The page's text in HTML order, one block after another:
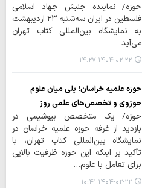
حوزه/ نماینده جنبش جهاد اسلامی
فلسطین در ایران سه‌شنبه ۲۳ اردیبهشت
به نمایشگاه بین‌المللی کتاب تهران
می‌آید.
۱۴۰۴-۰۲-۲۲ ۱۴:۲۷
حوزه علمیه خراسان؛ پلی میان علوم
حوزوی و تخصص‌های علمی روز
حوزه/ یک متخصص بیوشیمی در
بازدید از غرفه حوزه علمیه خراسان در
نمایشگاه بین‌المللی کتاب تهران، با
تأکید بر اینکه این حوزه ظرفیت بالایی
برای تعامل با علوم…
۱۴۰۴-۰۲-۲۲ ۱۰:۴۱